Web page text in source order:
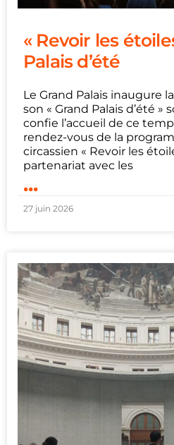
« Revoir les
Palais d’été
Le Grand Palais inaugure
son « Grand Palais d’été »
confie l’accueil de ce
rendez-vous de la
circassien « Revoir les
partenariat avec les
...
27 juin 2026